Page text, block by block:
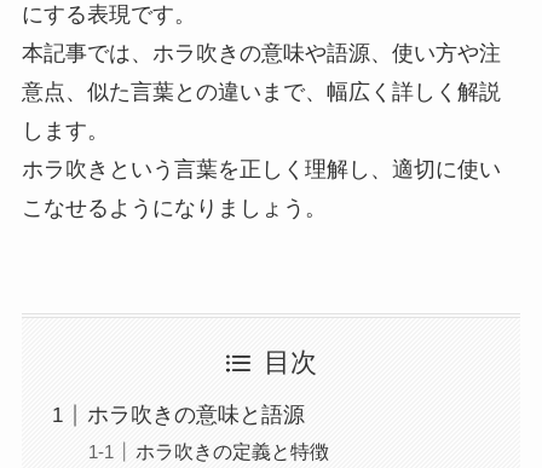
にする表現です。
本記事では、ホラ吹きの意味や語源、使い方や注
意点、似た言葉との違いまで、幅広く詳しく解説
します。
ホラ吹きという言葉を正しく理解し、適切に使い
こなせるようになりましょう。
目次
ホラ吹きの意味と語源
ホラ吹きの定義と特徴